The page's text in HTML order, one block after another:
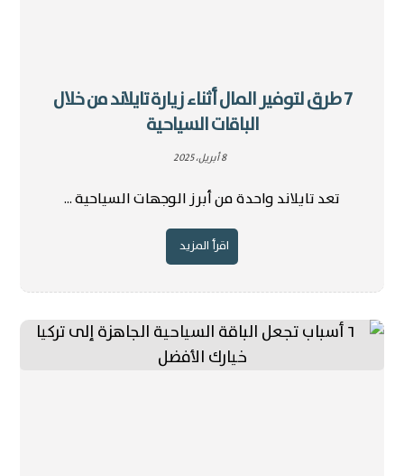
7 طرق لتوفير المال أثناء زيارة تايلاند من خلال
الباقات السياحية
8 أبريل، 2025
تعد تايلاند واحدة من أبرز الوجهات السياحية ...
اقرأ المزيد